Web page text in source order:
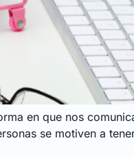
en que nos
se motiven a